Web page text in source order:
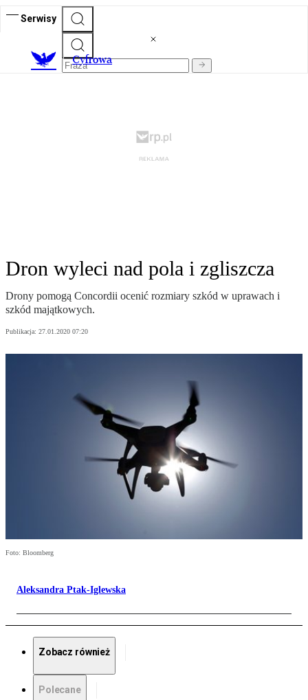
Serwisy
Cyfrowa
Dron wyleci nad pola i zgliszcza
Drony pomogą Concordii ocenić rozmiary szkód w uprawach i
szkód majątkowych.
Publikacja: 27.01.2020 07:20
Foto: Bloomberg
Aleksandra Ptak-Iglewska
Zobacz również
Polecane